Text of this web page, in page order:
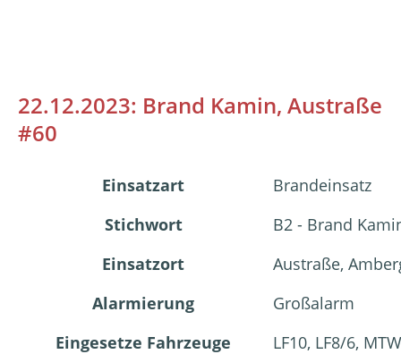
22.12.2023: Brand Kamin, Austraße
#60
Einsatzart
Brandeinsatz
Stichwort
B2 - Brand
Einsatzort
Austraße,
Alarmierung
Großalarm
Eingesetze Fahrzeuge
LF10, LF8/6, MTW